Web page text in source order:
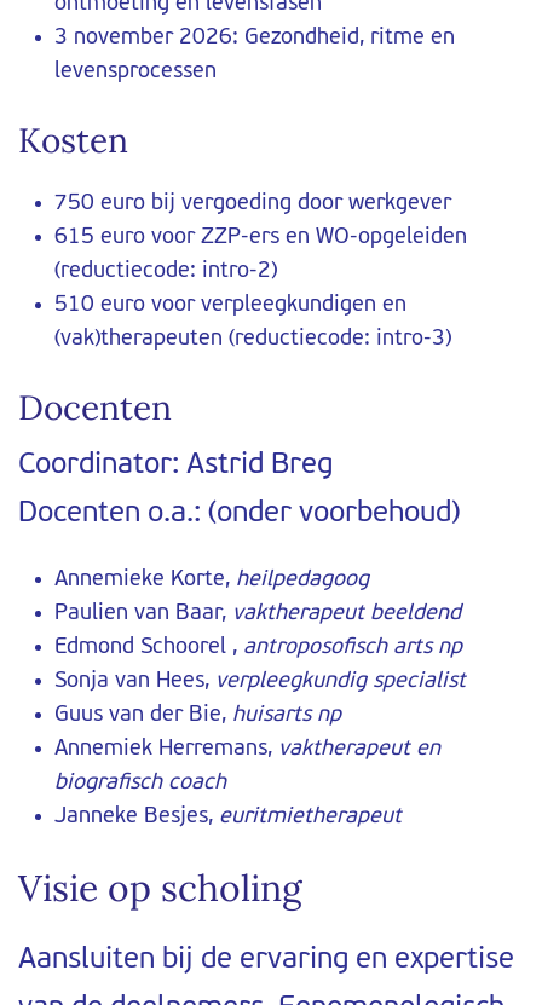
3 november 2026: Gezondheid, ritme en
levensprocessen
Kosten
750 euro bij vergoeding door werkgever
615 euro voor ZZP-ers en WO-opgeleiden
(reductiecode: intro-2)
510 euro voor verpleegkundigen en
(vak)therapeuten (reductiecode: intro-3)
Docenten
Coordinator: Astrid Breg
Docenten o.a.: (onder voorbehoud)
Annemieke Korte, heilpedagoog
Paulien van Baar, vaktherapeut beeldend
Edmond Schoorel , antroposofisch arts np
Sonja van Hees, verpleegkundig specialist
Guus van der Bie, huisarts np
Annemiek Herremans, vaktherapeut en
biografisch coach
Janneke Besjes, euritmietherapeut
Visie op scholing
Aansluiten bij de ervaring en expertise